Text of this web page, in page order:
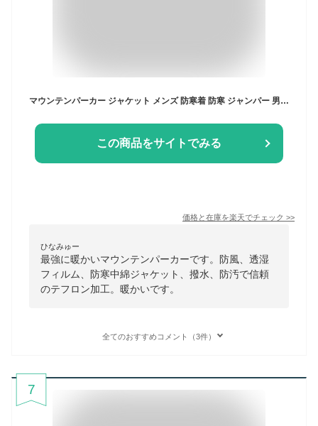
マウンテンパーカー ジャケット メンズ 防寒着 防寒 ジャンパー 男性 登山 服 冬 暖かい
この商品をサイトでみる
価格と在庫を楽天でチェック >>
ひなみゅー
最強に暖かいマウンテンパーカーです。防風、透湿
フィルム、防寒中綿ジャケット、撥水、防汚で信頼
のテフロン加工。暖かいです。
全てのおすすめコメント（3件）
7